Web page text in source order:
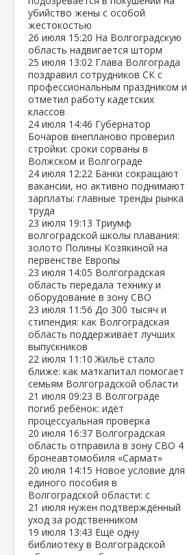
убийство жены с особой
жестокостью
26 июля 15:20 На Волгоградскую
область надвигается шторм
25 июля 13:02 Глава Волгограда
поздравил сотрудников СК с
профессиональным праздником и
отметил работу кадетских
классов
24 июля 14:46 Губернатор
Бочаров внепланово проверил
стройки: сроки сорваны в
Волжском и Волгограде
24 июля 12:22 Банки сокращают
вакансии, но активно поднимают
зарплаты: главные тренды рынка
труда
23 июля 19:13 Триумф
волгоградской школы плавания:
золото Полины Козякиной на
первенстве Европы
23 июля 14:05 Волгоградская
область передала технику и
оборудование в зону СВО
23 июля 11:56 До 300 тысяч и
стипендия: как Волгоградская
область поддерживает лучших
выпускников
22 июля 11:10Жильё стало
ближе: как маткапитал помогает
семьям Волгоградской области
21 июля 09:23 В Волгограде
погиб ребёнок: идёт
процессуальная проверка
20 июля 16:37 Волгоградская
область отправила в зону СВО 4
бронеавтомобиля «Сармат»
20 июля 14:15 Новое условие для
единого пособия в
Волгоградской области: с
21 июля нужен подтверждённый
уход за родственником
19 июля 13:43 Ещё одну
библиотеку в Волгоградской